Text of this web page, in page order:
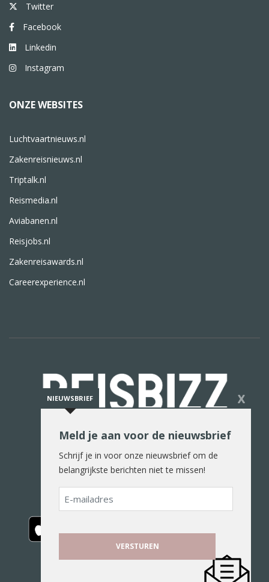
Twitter
Facebook
Linkedin
Instagram
ONZE WEBSITES
Luchtvaartnieuws.nl
Zakenreisnieuws.nl
Triptalk.nl
Reismedia.nl
Aviabanen.nl
Reisjobs.nl
Zakenreisawards.nl
Careerexperience.nl
De reiswereld in woord en beeld
NIEUWSBRIEF X
Meld je aan voor de nieuwsbrief
Schrijf je in voor onze nieuwsbrief om de
belangrijkste berichten niet te missen!
E-
mailadres